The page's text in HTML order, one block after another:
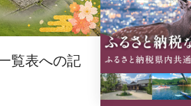
覧表への記